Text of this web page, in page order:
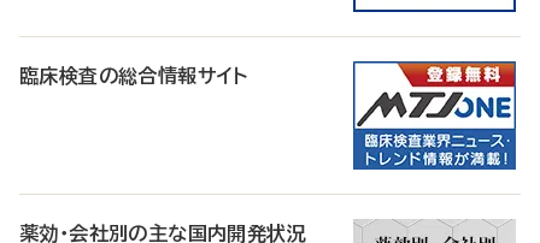
臨床検査の総合情報サイト
薬効・会社別の主な国内開発状況